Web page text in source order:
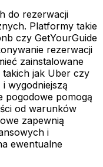
do rezerwacji
Platformy takie
czy GetYourGuide
rezerwacji
zainstalowane
jak Uber czy
wygodniejszą
pogodowe pomogą
od warunków
zapewnią
i
ewentualne